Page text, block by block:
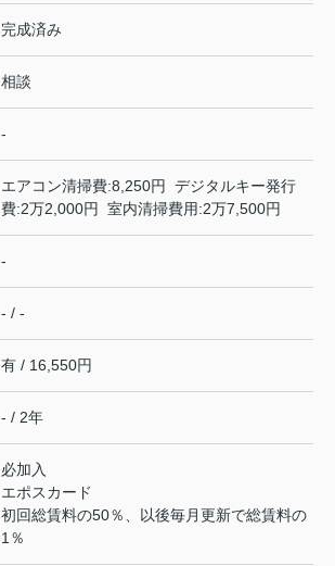
完成済み
相談
-
エアコン清掃費:8,250円 デジタルキー発行
費:2万2,000円 室内清掃費用:2万7,500円
-
- / -
有 / 16,550円
- / 2年
必加入
エポスカード
初回総賃料の50％、以後毎月更新で総賃料の
1％